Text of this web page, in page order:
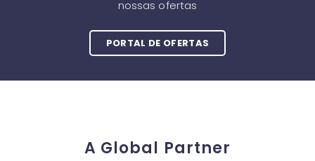
nossas ofertas
PORTAL DE OFERTAS
A Global Partner